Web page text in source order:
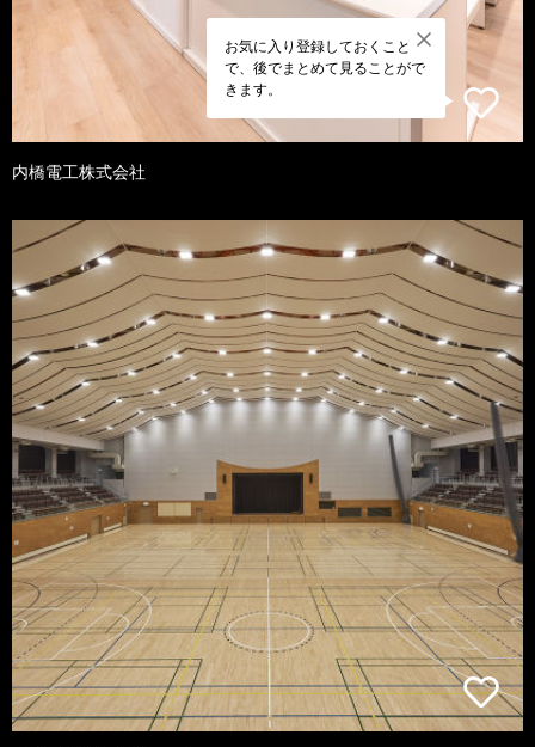
お気に入り登録しておくこと
で、後でまとめて見ることがで
きます。
内橋電工株式会社